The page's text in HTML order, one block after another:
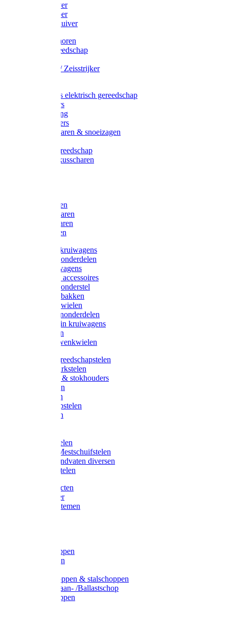
Mestschuiver
Mestschraper
Sneeuwschuiver
Zeis toebehoren
Baggergereedschap
Wetstenen / Zeisstrijker
Accessoires elektrisch gereedschap
Grasmaaiers
Tuinreiniging
Robotmaaiers
Heggenscharen & snoeizagen
Klussen gereedschap
Gras & buxusscharen
Snoeischaren
Heggenscharen
Takkenscharen
Snoeimessen
Landbouwkruiwagens
Kruiwagenonderdelen
Bouwkruiwagens
Kruiwagen accessoires
Kruiwagenonderstel
Kruiwagenbakken
Kruiwagenwielen
Steekwagenonderdelen
Huis en Tuin kruiwagens
Steekwagen
Bok- en Zwenkwielen
Overige gereedschapstelen
Bezem-/Harkstelen
Handvaten & stokhouders
Hamerstelen
Spadestelen
Graanschopstelen
Schopstelen
Gardena stelen
Sneeuw- /Mestschuifstelen
Stelen / Handvaten diversen
Telescoopstelen
Tuin producten
Fruitplukker
Ophangsystemen
Betonschoppen
Schepbatsen
Ballastschoppen & stalschoppen
Slijtsrip Graan- /Ballastschop
Graanschoppen